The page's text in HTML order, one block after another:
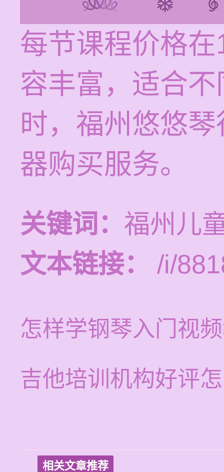
每节课程价格
容丰富，适合
时，福州悠悠
器购买服务。
关键词： 福州儿
文本链接：
/i/
怎样学钢琴入门视
吉他培训机构好评
相关文章推荐